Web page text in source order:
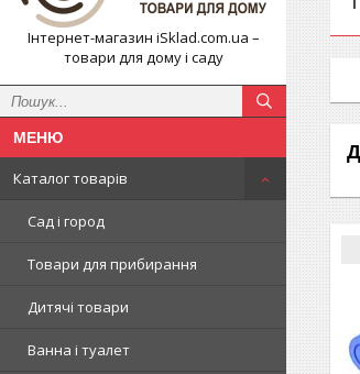
Інтернет-магазин iSklad.com.ua –
товари для дому і саду
Каталог товарів
Сад і город
Товари для прибирання
Дитячі товари
Ванна і туалет